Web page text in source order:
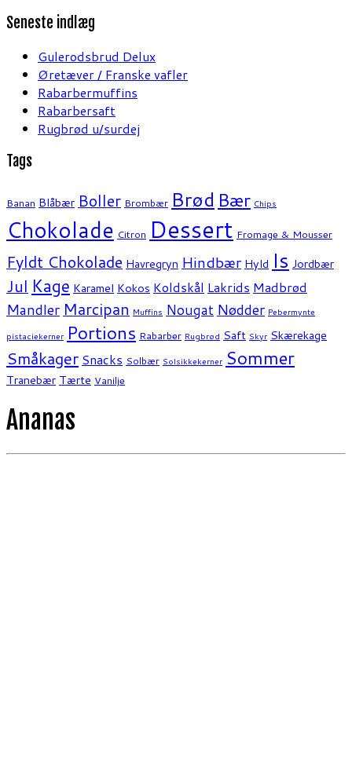
Seneste indlæg
Gulerodsbrud Delux
Øretæver / Franske vafler
Rabarbermuffins
Rabarbersaft
Rugbrød u/surdej
Tags
Banan Blåbær Boller Brombær Brød Bær Chips
Chokolade Citron Dessert Fromage & Mousser
Fyldt Chokolade Havregryn Hindbær Hyld Is Jordbær
Jul Kage Karamel Kokos Koldskål Lakrids Madbrød
Mandler Marcipan Muffins Nougat Nødder Pebermynte
pistaciekerner Portions Rabarber Rugbrød Saft Skyr Skærekage
Småkager Snacks Solbær Solsikkekerner Sommer
Tranebær Tærte Vanilje
Ananas